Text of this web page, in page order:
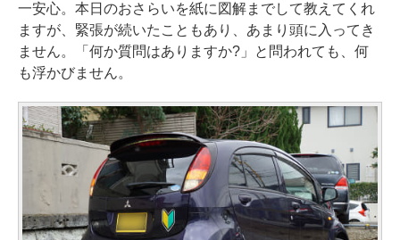
一安心。本日のおさらいを紙に図解までして教えてくれ
ますが、緊張が続いたこともあり、あまり頭に入ってき
ません。「何か質問はありますか?」と問われても、何
も浮かびません。